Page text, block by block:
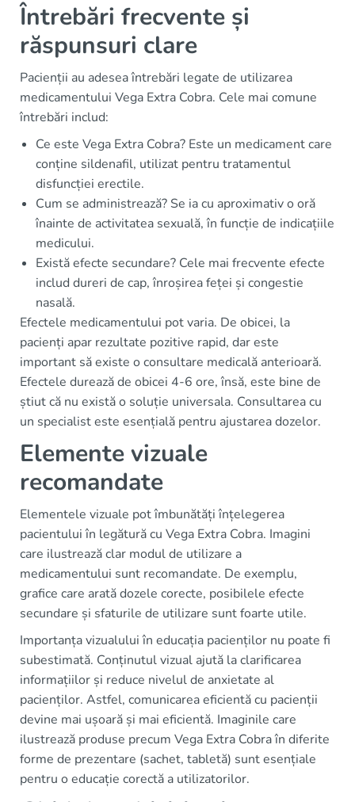
Întrebări frecvente și
răspunsuri clare
Pacienții au adesea întrebări legate de utilizarea
medicamentului Vega Extra Cobra. Cele mai comune
întrebări includ:
Ce este Vega Extra Cobra? Este un medicament care
conține sildenafil, utilizat pentru tratamentul
disfuncției erectile.
Cum se administrează? Se ia cu aproximativ o oră
înainte de activitatea sexuală, în funcție de indicațiile
medicului.
Există efecte secundare? Cele mai frecvente efecte
includ dureri de cap, înroșirea feței și congestie
nasală.
Efectele medicamentului pot varia. De obicei, la
pacienți apar rezultate pozitive rapid, dar este
important să existe o consultare medicală anterioară.
Efectele durează de obicei 4-6 ore, însă, este bine de
știut că nu există o soluție universala. Consultarea cu
un specialist este esențială pentru ajustarea dozelor.
Elemente vizuale
recomandate
Elementele vizuale pot îmbunătăți înțelegerea
pacientului în legătură cu Vega Extra Cobra. Imagini
care ilustrează clar modul de utilizare a
medicamentului sunt recomandate. De exemplu,
grafice care arată dozele corecte, posibilele efecte
secundare și sfaturile de utilizare sunt foarte utile.
Importanța vizualului în educația pacienților nu poate fi
subestimată. Conținutul vizual ajută la clarificarea
informațiilor și reduce nivelul de anxietate al
pacienților. Astfel, comunicarea eficientă cu pacienții
devine mai ușoară și mai eficientă. Imaginile care
ilustrează produse precum Vega Extra Cobra în diferite
forme de prezentare (sachet, tabletă) sunt esențiale
pentru o educație corectă a utilizatorilor.